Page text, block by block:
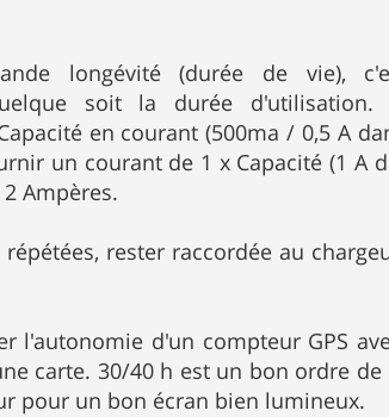
longévité (durée de vie),
soit la durée
en courant (500ma / 0,5 A
un courant de 1 x Capacité (1 A
Ampères.
rester raccordée au
l'autonomie d'un compteur GPS
carte. 30/40 h est un bon ordre
pour un bon écran bien lumineux.